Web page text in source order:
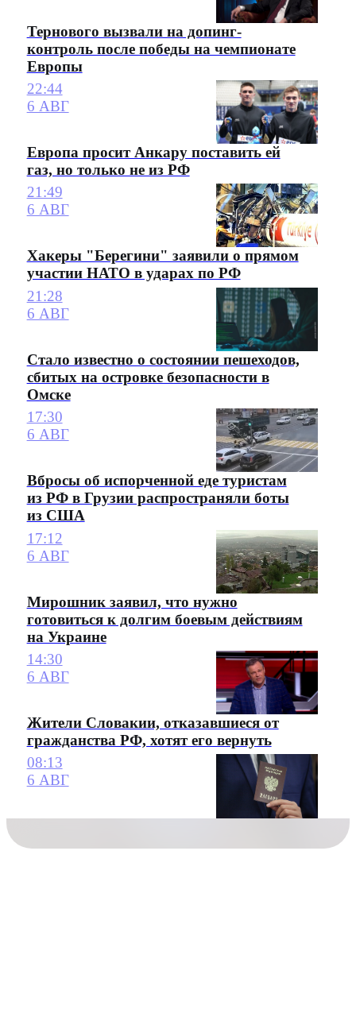
Тернового вызвали на допинг-
контроль после победы на чемпионате
Европы
22:44
6 АВГ
Европа просит Анкару поставить ей
газ, но только не из РФ
21:49
6 АВГ
Хакеры "Берегини" заявили о прямом
участии НАТО в ударах по РФ
21:28
6 АВГ
Стало известно о состоянии пешеходов,
сбитых на островке безопасности в
Омске
17:30
6 АВГ
Вбросы об испорченной еде туристам
из РФ в Грузии распространяли боты
из США
17:12
6 АВГ
Мирошник заявил, что нужно
готовиться к долгим боевым действиям
на Украине
14:30
6 АВГ
Жители Словакии, отказавшиеся от
гражданства РФ, хотят его вернуть
08:13
6 АВГ